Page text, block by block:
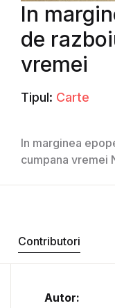
In
de
vremei
Tipul: Carte
In marginea
cumpana vremei
Contributori
Autor: